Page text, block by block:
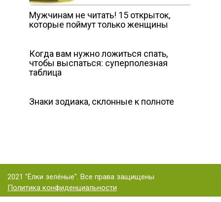
Мужчинам не читать! 15 открыток,
которые поймут только женщины
Когда вам нужно ложиться спать,
чтобы выспаться: суперполезная
таблица
Знаки зодиака, склонные к полноте
2021 "Ёлки зелёные". Все права защищены
Политика конфиденциальности